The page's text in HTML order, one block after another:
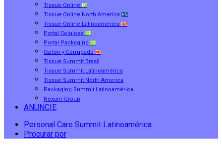
Tissue Online PT
Tissue Online North America EN
Tissue Online Latinoamérica ES
Portal Celulose PT
Portal Packaging PT
Cartón y Corrugado ES
Tissue Summit Brasil
Tissue Summit Latinoamérica
Tissue Summit North America
Packaging Summit Latinoamérica
Nexum Group
ANUNCIE
Personal Care Summit Latinoamérica
Procurar por